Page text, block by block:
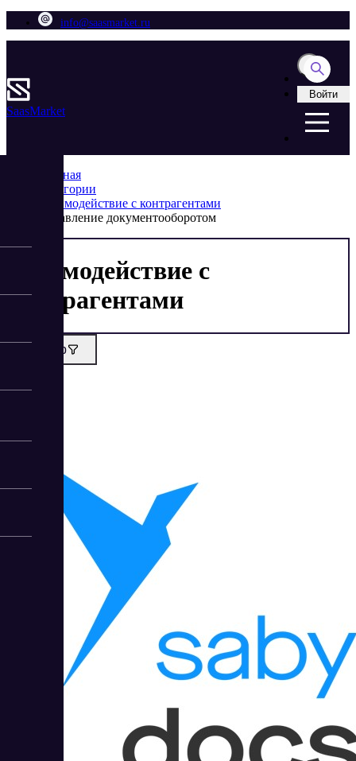
info@saasmarket.ru
SaasMarket
Войти
Главная
Категории
Взаимодействие с контрагентами
Управление документооборотом
Взаимодействие с
контрагентами
Фильтр